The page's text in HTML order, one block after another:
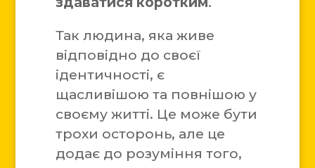
Так людина, яка живе
відповідно до своєї
ідентичності, є
щасливішою та повнішою у
своєму житті. Це може бути
трохи осторонь, але це
додає до розуміння того,